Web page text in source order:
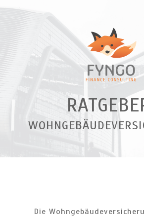
Die